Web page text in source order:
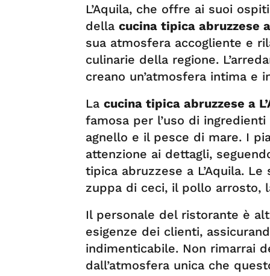
L’Aquila, che offre ai suoi
della cucina tipica abruzzese a
sua atmosfera accogliente e
culinarie della regione.
creano un’atmosfera intima e
La cucina tipica abruzzese a
famosa per l’uso di
agnello e il pesce di mare. I
attenzione ai dettagli,
tipica abruzzese a L’Aquila.
zuppa di ceci, il pollo arrosto,
Il personale del ristorante è
esigenze dei clienti,
indimenticabile. Non rimarrai
dall’atmosfera unica che